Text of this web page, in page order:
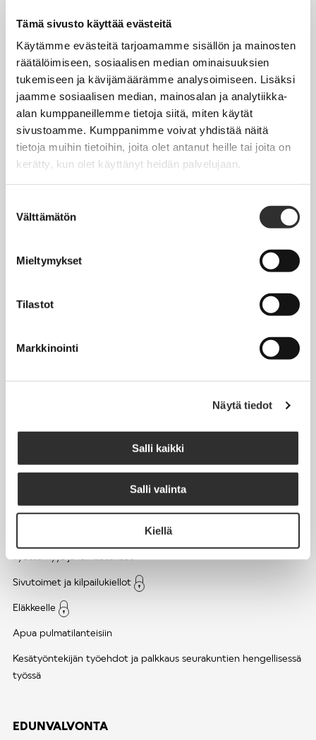
Tämä sivusto käyttää evästeitä
Käytämme evästeitä tarjoamamme sisällön ja mainosten
räätälöimiseen, sosiaalisen median ominaisuuksien
tukemiseen ja kävijämäärämme analysoimiseen. Lisäksi
jaamme sosiaalisen median, mainosalan ja analytiikka-
alan kumppaneillemme tietoja siitä, miten käytät
sivustoamme. Kumppanimme voivat yhdistää näitä
tietoja muihin tietoihin, joita olet antanut heille tai joita on
kerätty, kun olet käyttänyt heidän palvelujaan.
valinta
Välttämätön
Mieltymykset
Tilastot
Markkinointi
Näytä tiedot
Salli kaikki
Salli valinta
Kiellä
Henkilöjäsenyys
Liittojäsenyys
Jäsenmaksujen työnantajaperintä
Jäsentietojen päivittäminen
Matkalaskut
AJANKOHTAISTA
Työaika
Sivutoimet ja kilpailukiellot
Eläkkeelle
Apua pulmatilanteisiin
Kesätyöntekijän työehdot ja palkkaus seurakuntien hengellisessä
työssä
EDUNVALVONTA